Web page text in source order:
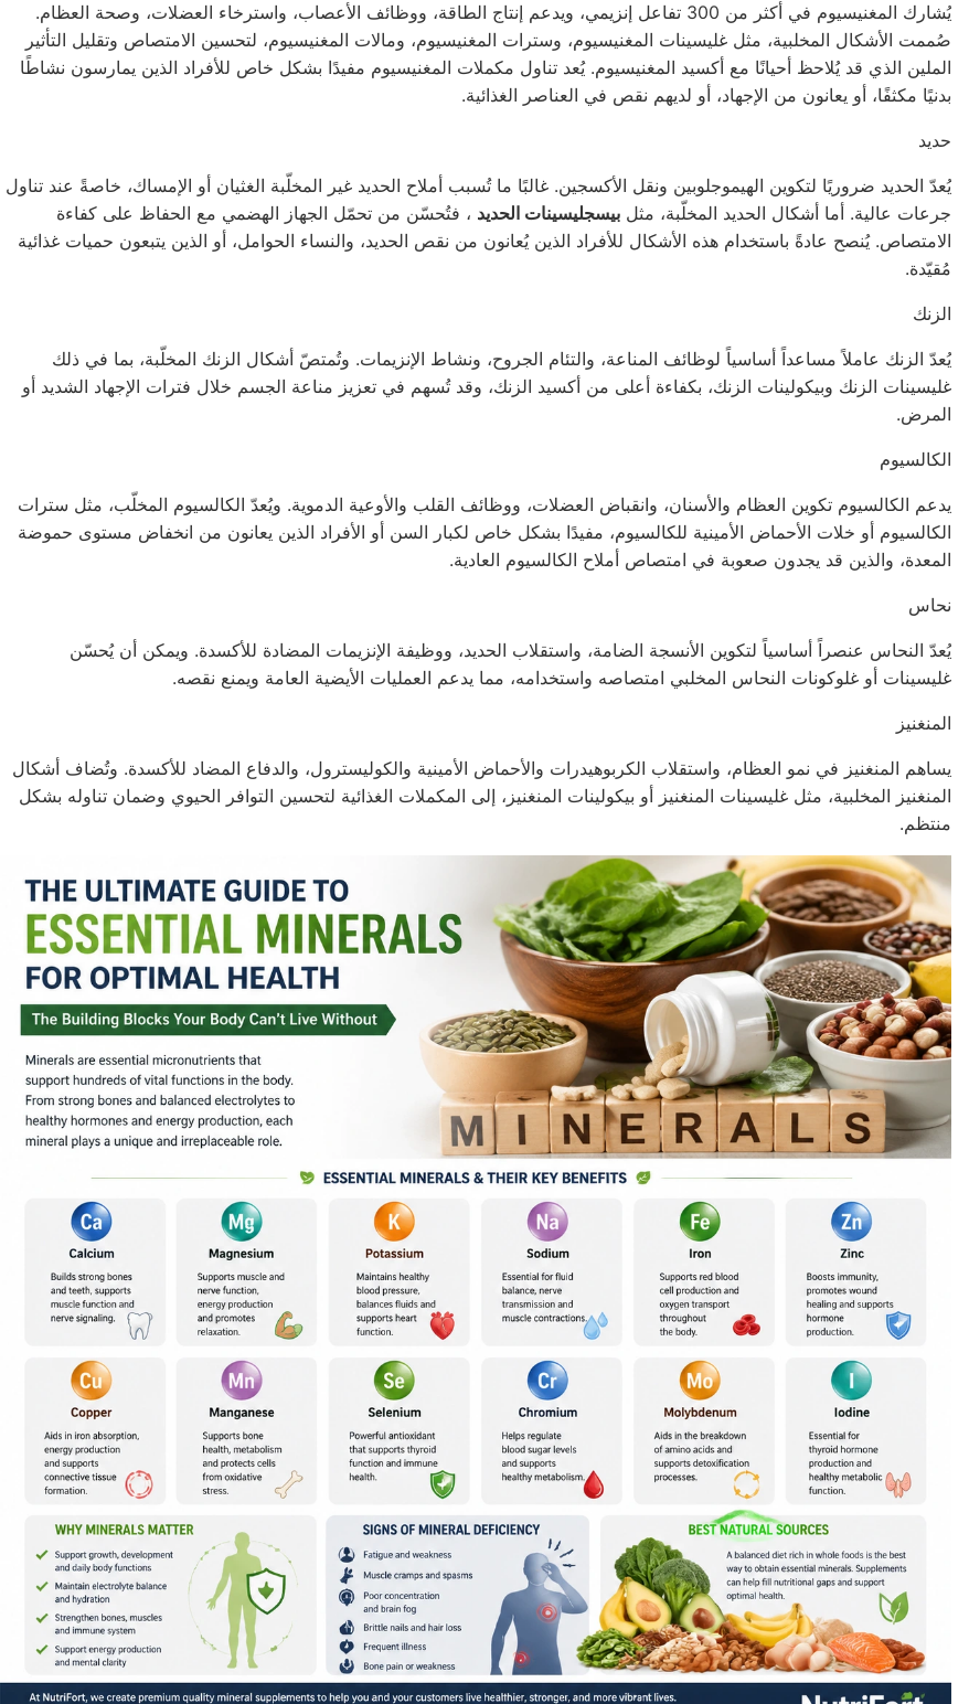
يُشارك المغنيسيوم في أكثر من 300 تفاعل إنزيمي، ويدعم إنتاج الطاقة، ووظائف الأعصاب، واسترخاء العضلات، وصحة العظام.
صُممت الأشكال المخلبية، مثل غليسينات المغنيسيوم، وسترات المغنيسيوم، ومالات المغنيسيوم، لتحسين الامتصاص وتقليل التأثير
الملين الذي قد يُلاحظ أحيانًا مع أكسيد المغنيسيوم. يُعد تناول مكملات المغنيسيوم مفيدًا بشكل خاص للأفراد الذين يمارسون نشاطًا
بدنيًا مكثفًا، أو يعانون من الإجهاد، أو لديهم نقص في العناصر الغذائية.
حديد
يُعدّ الحديد ضروريًا لتكوين الهيموجلوبين ونقل الأكسجين. غالبًا ما تُسبب أملاح الحديد غير المخلّبة الغثيان أو الإمساك، خاصةً عند تناول
جرعات عالية. أما أشكال الحديد المخلّبة، مثل بيسجليسينات الحديد ، فتُحسّن من تحمّل الجهاز الهضمي مع الحفاظ على كفاءة
الامتصاص. يُنصح عادةً باستخدام هذه الأشكال للأفراد الذين يُعانون من نقص الحديد، والنساء الحوامل، أو الذين يتبعون حميات غذائية
مُقيّدة.
الزنك
يُعدّ الزنك عاملاً مساعداً أساسياً لوظائف المناعة، والتئام الجروح، ونشاط الإنزيمات. وتُمتصّ أشكال الزنك المخلّبة، بما في ذلك
غليسينات الزنك وبيكولينات الزنك، بكفاءة أعلى من أكسيد الزنك، وقد تُسهم في تعزيز مناعة الجسم خلال فترات الإجهاد الشديد أو
المرض.
الكالسيوم
يدعم الكالسيوم تكوين العظام والأسنان، وانقباض العضلات، ووظائف القلب والأوعية الدموية. ويُعدّ الكالسيوم المخلّب، مثل سترات
الكالسيوم أو خلات الأحماض الأمينية للكالسيوم، مفيدًا بشكل خاص لكبار السن أو الأفراد الذين يعانون من انخفاض مستوى حموضة
المعدة، والذين قد يجدون صعوبة في امتصاص أملاح الكالسيوم العادية.
نحاس
يُعدّ النحاس عنصراً أساسياً لتكوين الأنسجة الضامة، واستقلاب الحديد، ووظيفة الإنزيمات المضادة للأكسدة. ويمكن أن يُحسّن
غليسينات أو غلوكونات النحاس المخلبي امتصاصه واستخدامه، مما يدعم العمليات الأيضية العامة ويمنع نقصه.
المنغنيز
يساهم المنغنيز في نمو العظام، واستقلاب الكربوهيدرات والأحماض الأمينية والكوليسترول، والدفاع المضاد للأكسدة. وتُضاف أشكال
المنغنيز المخلبية، مثل غليسينات المنغنيز أو بيكولينات المنغنيز، إلى المكملات الغذائية لتحسين التوافر الحيوي وضمان تناوله بشكل
منتظم.